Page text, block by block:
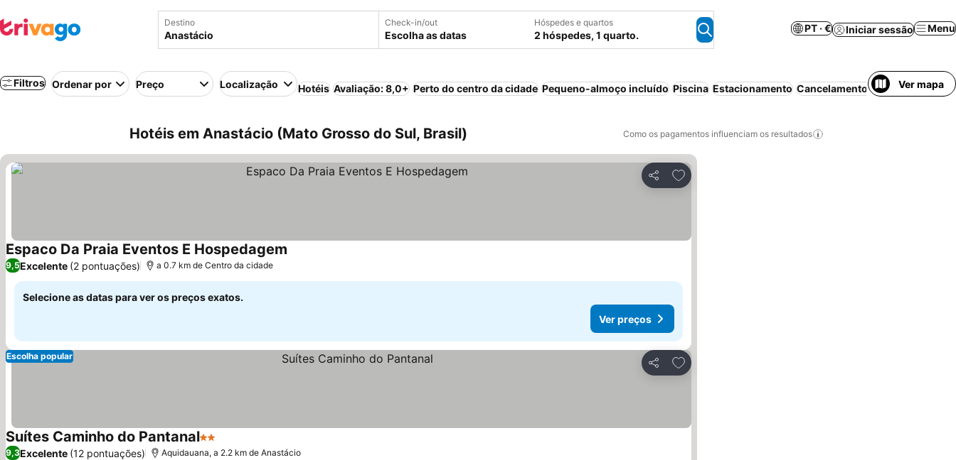
Destino Check-in/out
Escolha as datas
Hóspedes e quartos
2 hóspedes, 1 quarto.
PT · € Iniciar sessão Menu
Filtros Ordenar por Preço Localização Hotéis Avaliação: 8,0+ Perto do centro da cidade Pequeno-almoço incluído Piscina Estacionamento Cancelamento gratuitoVer mapa
Hotéis em Anastácio (Mato Grosso do Sul, Brasil) Como os pagamentos influenciam os resultados
Partilhar
Adicionar aos favoritos
Espaco Da Praia Eventos E Hospedagem
9,5Excelente (2 pontuações) a 0.7 km de Centro da cidade
Selecione as datas para ver os preços exatos.
Ver preços
Partilhar
Adicionar aos favoritos
Escolha popular
Suítes Caminho do Pantanal2 Estrelas
9,3Excelente (12 pontuações) Aquidauana, a 2.2 km de Anastácio